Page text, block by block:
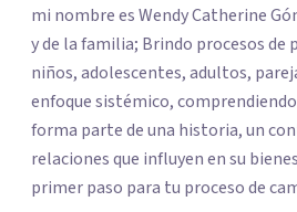
mi nombre es Wendy Catherine
y de la familia; Brindo procesos de
niños, adolescentes, adultos,
enfoque sistémico,
forma parte de una historia, un
relaciones que influyen en su
primer paso para tu proceso de